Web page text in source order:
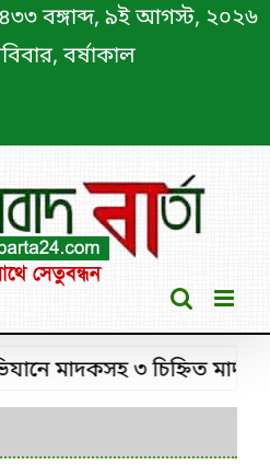
বঙ্গাব্দ, ৯ই আগস্ট, ২০২৬
বর্ষাকাল
মাদকসহ ৩ চিহ্নিত মাদক